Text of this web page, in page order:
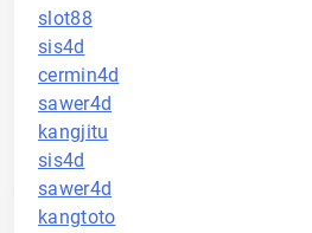
slot88
sis4d
cermin4d
sawer4d
kangjitu
sis4d
sawer4d
kangtoto